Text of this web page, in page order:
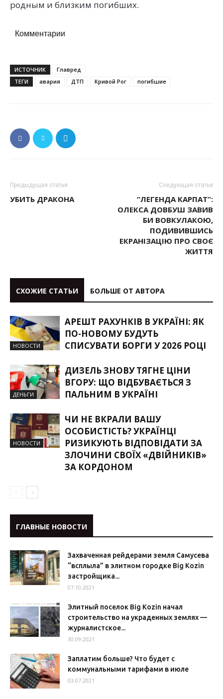
родным и близким погибших.
Комментарии
ИСТОЧНИК
Главред
ТЕГИ
авария ДТП Кривой Рог погибшие
Предыдущая статья
УБИТЬ ДРАКОНА
Следующая статья
“ЛЕГЕНДА КАРПАТ”:
ОЛЕКСА ДОВБУШ ЗАВИВ
БИ ВОВКУЛАКОЮ,
ПОДИВИВШИСЬ
ЕКРАНІЗАЦІЮ ПРО СВОЄ
ЖИТТЯ
СХОЖИЕ СТАТЬИ БОЛЬШЕ ОТ АВТОРА
НОВОСТИ
АРЕШТ РАХУНКІВ В УКРАЇНІ: ЯК
ПО-НОВОМУ БУДУТЬ
СПИСУВАТИ БОРГИ У 2026 РОЦІ
ДЕНЬГИ
ДИЗЕЛЬ ЗНОВУ ТЯГНЕ ЦІНИ
ВГОРУ: ЩО ВІДБУВАЄТЬСЯ З
ПАЛЬНИМ В УКРАЇНІ
НОВОСТИ
ЧИ НЕ ВКРАЛИ ВАШУ
ОСОБИСТІСТЬ? УКРАЇНЦІ
РИЗИКУЮТЬ ВІДПОВІДАТИ ЗА
ЗЛОЧИНИ СВОЇХ «ДВІЙНИКІВ»
ЗА КОРДОНОМ
ГЛАВНЫЕ НОВОСТИ
Захваченная рейдерами земля Самусева
“всплыла” в элитном городке Big Kozin
застройщика...
07.10.2021
Элитный поселок Big Kozin начал
строительство на украденных землях —
журналистское...
30.09.2021
Заплатим больше? Что будет с
коммунальными тарифами в июле
03.07.2021